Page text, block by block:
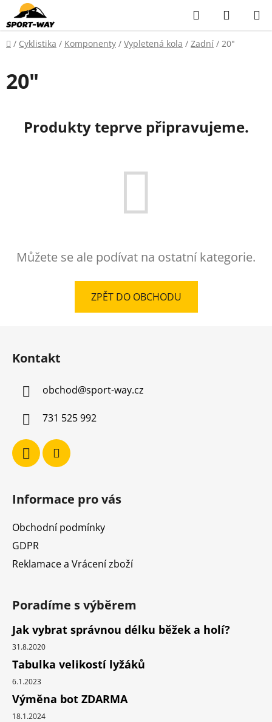
Přejít
na
obsah
Hledat
KOŠÍK
Domů
/ Cyklistika / Komponenty / Vypletená kola / Zadní / 20"
20"
Produkty teprve připravujeme.
Můžete se ale podívat na ostatní kategorie.
ZPĚT DO OBCHODU
Kontakt
obchod@sport-way.cz
731 525 992
Informace pro vás
Obchodní podmínky
GDPR
Reklamace a Vrácení zboží
Poradíme s výběrem
Jak vybrat správnou délku běžek a holí?
31.8.2020
Tabulka velikostí lyžáků
6.1.2023
Výměna bot ZDARMA
18.1.2024